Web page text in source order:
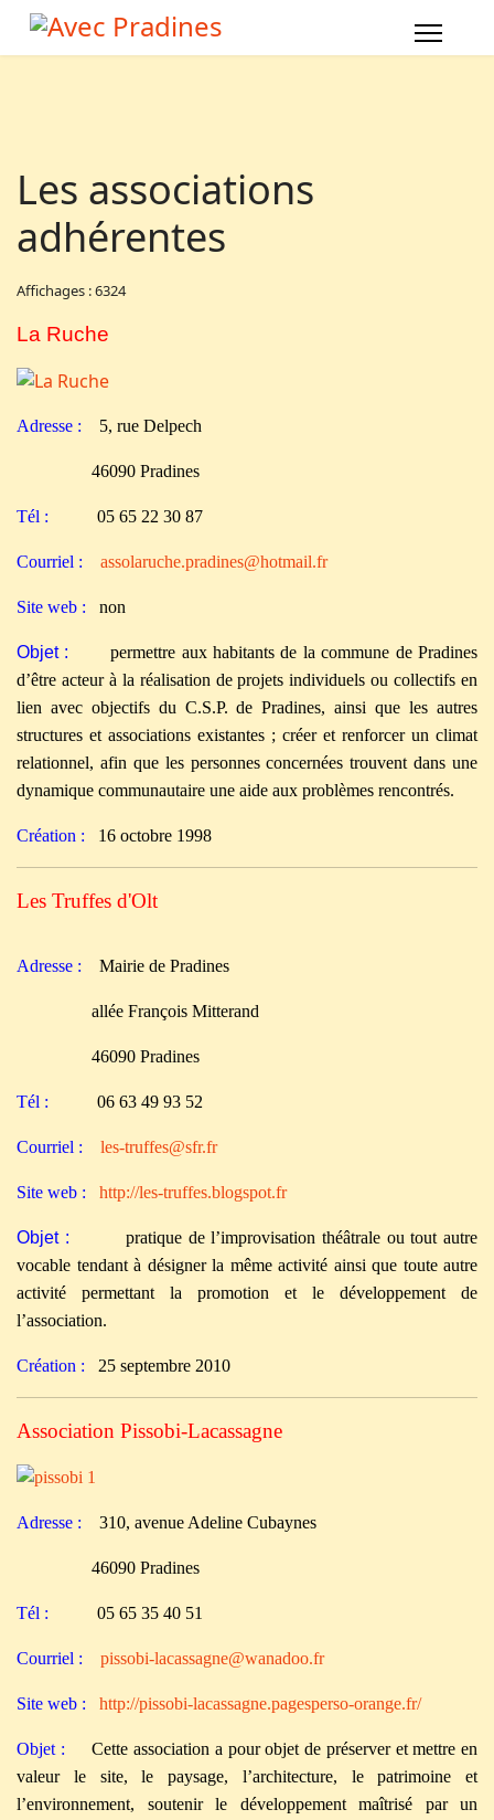
Les associations
adhérentes
Affichages : 6324
La Ruche
Adresse : 5, rue Delpech
46090 Pradines
Tél : 05 65 22 30 87
Courriel : assolaruche.pradines@hotmail.fr
Site web : non
Objet :permettre aux habitants de la commune de Pradines
d’être acteur à la réalisation de projets individuels ou collectifs en
lien avec objectifs du C.S.P. de Pradines, ainsi que les autres
structures et associations existantes ; créer et renforcer un climat
relationnel, afin que les personnes concernées trouvent dans une
dynamique communautaire une aide aux problèmes rencontrés.
Création : 16 octobre 1998
Les Truffes d'Olt
Adresse : Mairie de Pradines
allée François Mitterand
46090 Pradines
Tél : 06 63 49 93 52
Courriel : les-truffes@sfr.fr
Site web : http://les-truffes.blogspot.fr
Objet : pratique de l’improvisation théâtrale ou tout autre
vocable tendant à désigner la même activité ainsi que toute autre
activité permettant la promotion et le développement de
l’association.
Création : 25 septembre 2010
Association Pissobi-Lacassagne
Adresse : 310, avenue Adeline Cubaynes
46090 Pradines
Tél : 05 65 35 40 51
Courriel : pissobi-lacassagne@wanadoo.fr
Site web : http://pissobi-lacassagne.pagesperso-orange.fr/
Objet : Cette association a pour objet de préserver et mettre en
valeur le site, le paysage, l’architecture, le patrimoine et
l’environnement, soutenir le développement maîtrisé par un